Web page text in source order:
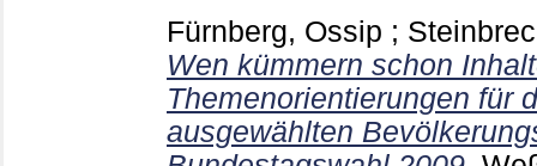
Fürnberg, Ossip ;
Wen kümmern schon
Themenorientierungen für
ausgewählten